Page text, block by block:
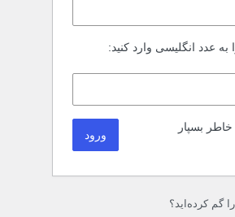
به عدد انگلیسی وارد کنید:
خاطر بسپار
گم کرده‌اید؟